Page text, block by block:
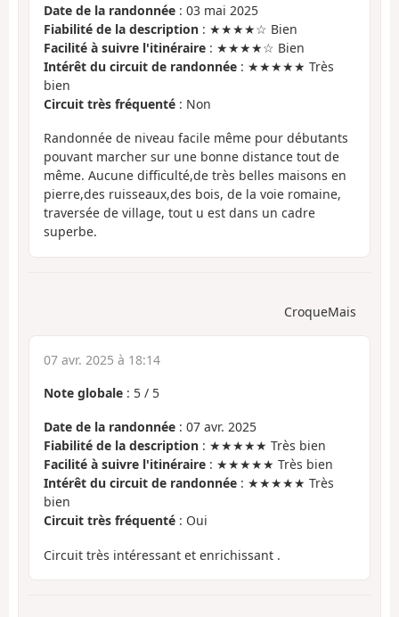
Date de la randonnée : 03 mai 2025
Fiabilité de la description : ★★★★☆ Bien
Facilité à suivre l'itinéraire : ★★★★☆ Bien
Intérêt du circuit de randonnée : ★★★★★ Très
bien
Circuit très fréquenté : Non
Randonnée de niveau facile même pour débutants
pouvant marcher sur une bonne distance tout de
même. Aucune difficulté,de très belles maisons en
pierre,des ruisseaux,des bois, de la voie romaine,
traversée de village, tout u est dans un cadre
superbe.
CroqueMais
07 avr. 2025 à 18:14
Note globale : 5 / 5
Date de la randonnée : 07 avr. 2025
Fiabilité de la description : ★★★★★ Très bien
Facilité à suivre l'itinéraire : ★★★★★ Très bien
Intérêt du circuit de randonnée : ★★★★★ Très
bien
Circuit très fréquenté : Oui
Circuit très intéressant et enrichissant .